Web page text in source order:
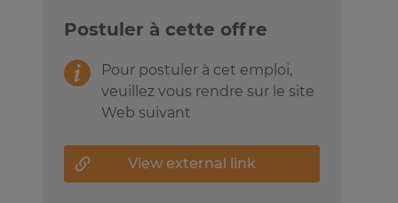
Postuler à cette offre
Pour postuler à cet emploi,
veuillez vous rendre sur le site
Web suivant
View external link